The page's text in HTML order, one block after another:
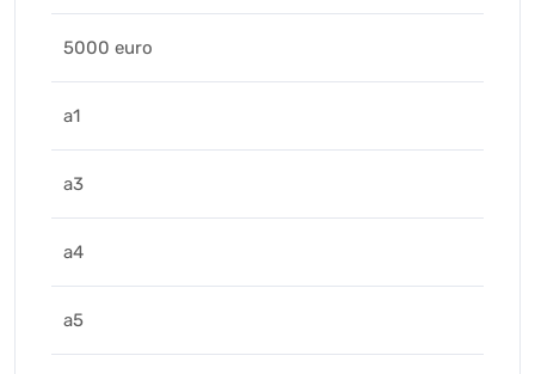
5000 euro
a1
a3
a4
a5